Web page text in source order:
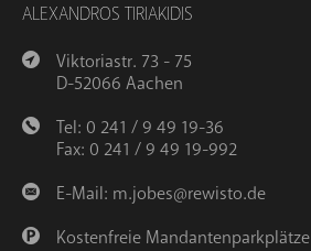
ALEXANDROS TIRIAKIDIS
Viktoriastr. 73 - 75
D-52066 Aachen
Tel: 0 241 / 9 49 19-36
Fax: 0 241 / 9 49 19-992
E-Mail: m.jobes@rewisto.de
Kostenfreie Mandantenparkplätze